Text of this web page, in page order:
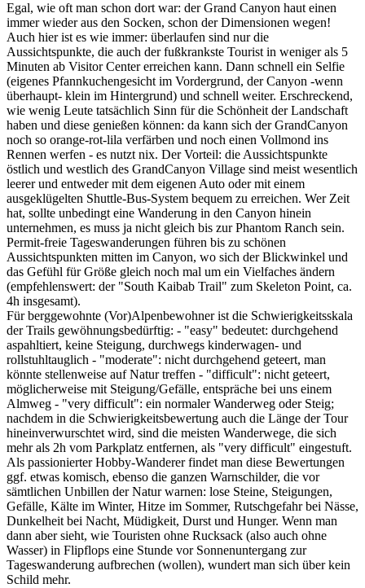
Egal, wie oft man schon dort war: der Grand Canyon haut einen
immer wieder aus den Socken, schon der Dimensionen wegen!
Auch hier ist es wie immer: überlaufen sind nur die
Aussichtspunkte, die auch der fußkrankste Tourist in weniger als 5
Minuten ab Visitor Center erreichen kann. Dann schnell ein Selfie
(eigenes Pfannkuchengesicht im Vordergrund, der Canyon -wenn
überhaupt- klein im Hintergrund) und schnell weiter. Erschreckend,
wie wenig Leute tatsächlich Sinn für die Schönheit der Landschaft
haben und diese genießen können: da kann sich der GrandCanyon
noch so orange-rot-lila verfärben und noch einen Vollmond ins
Rennen werfen - es nutzt nix. Der Vorteil: die Aussichtspunkte
östlich und westlich des GrandCanyon Village sind meist wesentlich
leerer und entweder mit dem eigenen Auto oder mit einem
ausgeklügelten Shuttle-Bus-System bequem zu erreichen. Wer Zeit
hat, sollte unbedingt eine Wanderung in den Canyon hinein
unternehmen, es muss ja nicht gleich bis zur Phantom Ranch sein.
Permit-freie Tageswanderungen führen bis zu schönen
Aussichtspunkten mitten im Canyon, wo sich der Blickwinkel und
das Gefühl für Größe gleich noch mal um ein Vielfaches ändern
(empfehlenswert: der "South Kaibab Trail" zum Skeleton Point, ca.
4h insgesamt).
Für berggewohnte (Vor)Alpenbewohner ist die Schwierigkeitsskala
der Trails gewöhnungsbedürftig: - "easy" bedeutet: durchgehend
aspahltiert, keine Steigung, durchwegs kinderwagen- und
rollstuhltauglich - "moderate": nicht durchgehend geteert, man
könnte stellenweise auf Natur treffen - "difficult": nicht geteert,
möglicherweise mit Steigung/Gefälle, entspräche bei uns einem
Almweg - "very difficult": ein normaler Wanderweg oder Steig;
nachdem in die Schwierigkeitsbewertung auch die Länge der Tour
hineinverwurschtet wird, sind die meisten Wanderwege, die sich
mehr als 2h vom Parkplatz entfernen, als "very difficult" eingestuft.
Als passionierter Hobby-Wanderer findet man diese Bewertungen
ggf. etwas komisch, ebenso die ganzen Warnschilder, die vor
sämtlichen Unbillen der Natur warnen: lose Steine, Steigungen,
Gefälle, Kälte im Winter, Hitze im Sommer, Rutschgefahr bei Nässe,
Dunkelheit bei Nacht, Müdigkeit, Durst und Hunger. Wenn man
dann aber sieht, wie Touristen ohne Rucksack (also auch ohne
Wasser) in Flipflops eine Stunde vor Sonnenuntergang zur
Tageswanderung aufbrechen (wollen), wundert man sich über kein
Schild mehr.